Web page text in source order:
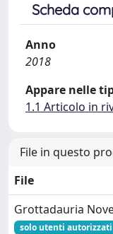
Scheda
Anno
2018
Appare nelle
1.1 Articolo in
File in questo
File
Grottadauria
solo utenti autorizzati